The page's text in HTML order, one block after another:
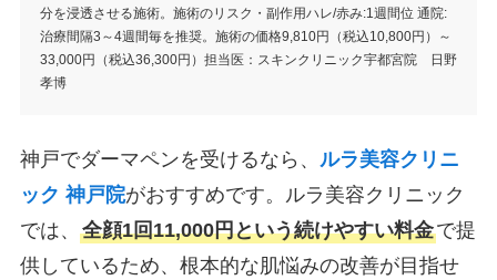
分を浸透させる施術。施術のリスク・副作用ハレ/赤み:1週間位 通院:
治療間隔3～4週間毎を推奨。施術の価格9,810円（税込10,800円）～
33,000円（税込36,300円）担当医：スキンクリニック宇都宮院 日野
孝博
神戸でダーマペンを受けるなら、 ルラ美容クリニ
ック 神戸院がおすすめです。ルラ美容クリニック
では、 全顔1回11,000円という続けやすい料金で提
供しているため、根本的な肌悩みの改善が目指せ